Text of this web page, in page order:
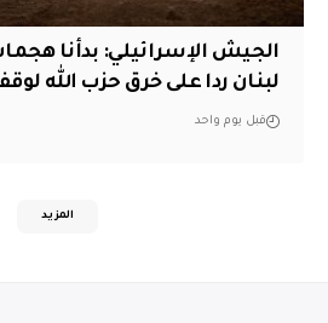
الجيش الإسرائيلي: بدأنا
لبنان ردا على خرق حزب الله
قبل يوم واحد
المزيد